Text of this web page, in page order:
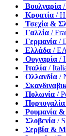
Βουλγαρία
Κροατία /
Τσεχία &
Γαλλία /
Γερμανία /
Ελλάδα /
Ουγγαρία /
Ιταλία /
Ολλανδία /
Πολωνία /
Πορτογαλία
Ρουμανία
Σλοβενία /
Σερβία &